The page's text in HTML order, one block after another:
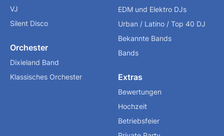
VJ
Silent Disco
Orchester
Dixieland Band
Klassisches Orchester
EDM und Elektro DJs
Urban / Latino / Top 40 DJ
Bekannte Bands
Bands
Extras
Bewertungen
Hochzeit
Betriebsfeier